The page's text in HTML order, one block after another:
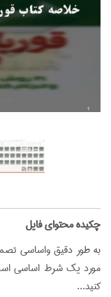
‌چکیده محتوای فایل
به طور دقیق واساسی
مورد یک شرط اساسی
کنید...